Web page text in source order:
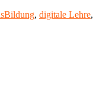
Schlagwörter
Bildung, digitale Lehre,